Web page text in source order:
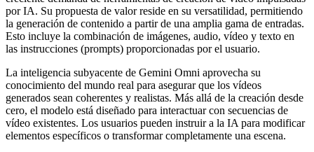
por IA. Su propuesta de valor reside en su versatilidad, permitiendo
la generación de contenido a partir de una amplia gama de entradas.
Esto incluye la combinación de imágenes, audio, vídeo y texto en
las instrucciones (prompts) proporcionadas por el usuario.
La inteligencia subyacente de Gemini Omni aprovecha su
conocimiento del mundo real para asegurar que los vídeos
generados sean coherentes y realistas. Más allá de la creación desde
cero, el modelo está diseñado para interactuar con secuencias de
vídeo existentes. Los usuarios pueden instruir a la IA para modificar
elementos específicos o transformar completamente una escena.